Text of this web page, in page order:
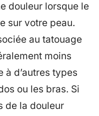
douleur lorsque le
sur votre peau.
au tatouage
moins
à d’autres types
ou les bras. Si
de la douleur